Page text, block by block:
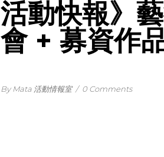
活動快報》
會 + 募資作
By Mata 活動情報室 / 0 Comments